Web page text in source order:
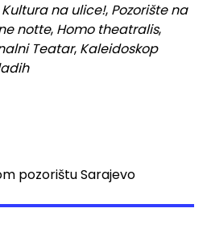
Kultura na ulice!, Pozorište na
notte, Homo theatralis,
Teatar, Kaleidoskop
pozorištu Sarajevo